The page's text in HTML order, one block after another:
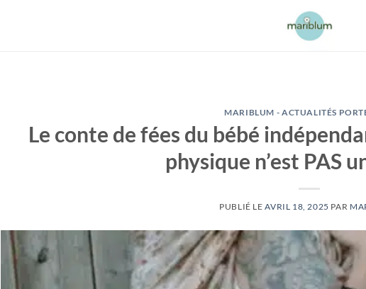
MARIBLUM - ACTUALITÉS
Le conte de fées du bébé
physique n’est PAS
PUBLIÉ LEAVRIL 18, 2025 PAR